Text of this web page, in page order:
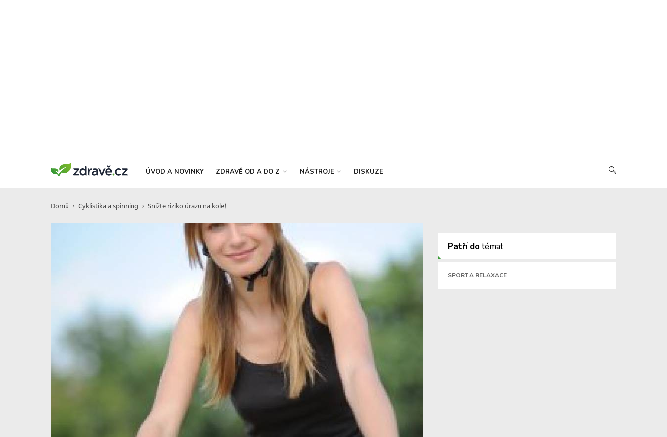
ÚVOD A NOVINKY ZDRAVĚ OD A DO Z NÁSTROJE DISKUZE
Domů Cyklistika a spinning Snižte riziko úrazu na kole!
Patří dotémat
SPORT A RELAXACE